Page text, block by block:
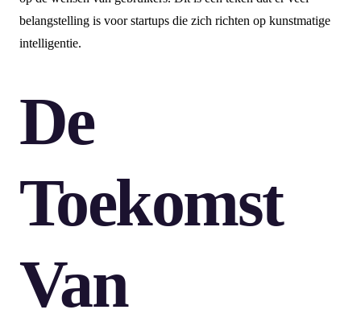
belangstelling is voor startups die zich richten op kunstmatige
intelligentie.
De
Toekomst
Van